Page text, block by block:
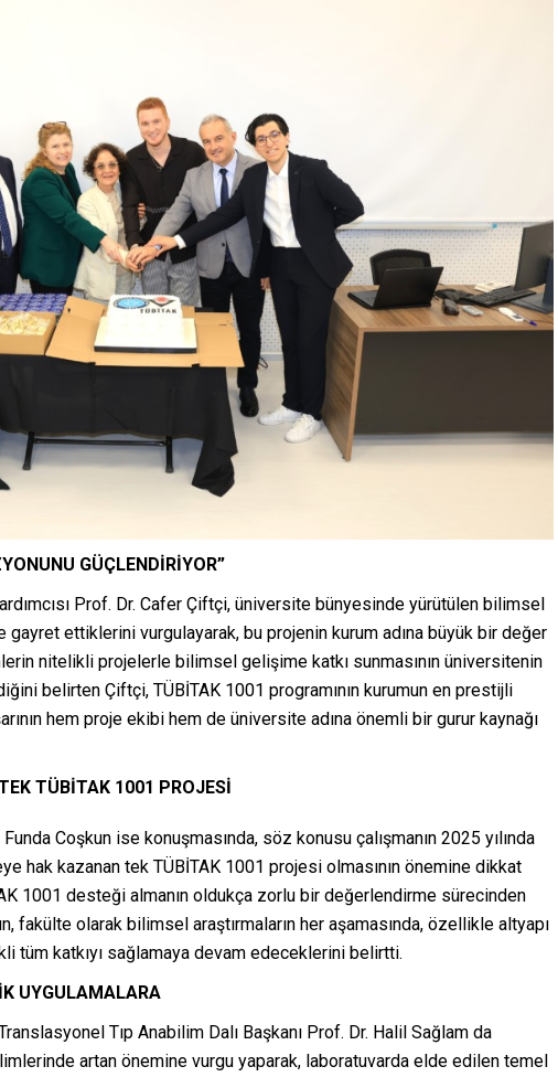
GÜÇLENDİRİYOR”
Prof. Dr. Cafer Çiftçi, üniversite bünyesinde yürütülen bilimsel
gayret ettiklerini vurgulayarak, bu projenin kurum adına büyük bir değer
nitelikli projelerle bilimsel gelişime katkı sunmasının üniversitenin
belirten Çiftçi, TÜBİTAK 1001 programının kurumun en prestijli
hem proje ekibi hem de üniversite adına önemli bir gurur kaynağı
TÜBİTAK 1001 PROJESİ
Coşkun ise konuşmasında, söz konusu çalışmanın 2025 yılında
hak kazanan tek TÜBİTAK 1001 projesi olmasının önemine dikkat
1001 desteği almanın oldukça zorlu bir değerlendirme sürecinden
fakülte olarak bilimsel araştırmaların her aşamasında, özellikle altyapı
tüm katkıyı sağlamaya devam edeceklerini belirtti.
UYGULAMALARA
Tıp Anabilim Dalı Başkanı Prof. Dr. Halil Sağlam da
artan önemine vurgu yaparak, laboratuvarda elde edilen temel